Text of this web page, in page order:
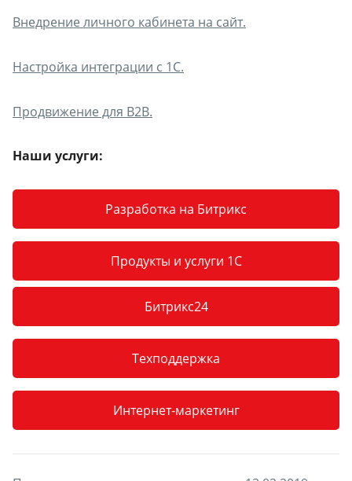
Внедрение личного кабинета на сайт.
Настройка интеграции с 1С.
Продвижение для B2B.
Наши услуги:
Разработка на Битрикс
Продукты и услуги 1С
Битрикс24
Техподдержка
Интернет-маркетинг